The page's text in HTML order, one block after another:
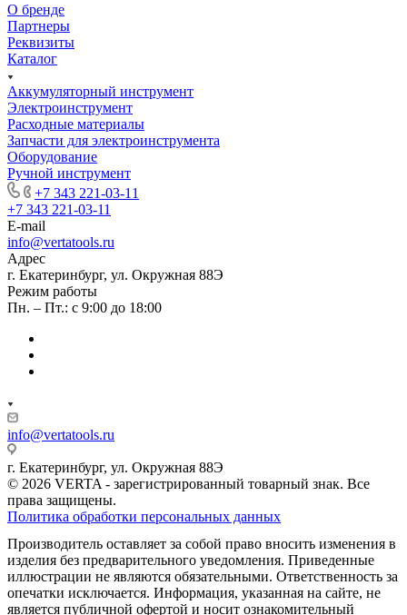
О бренде
Партнеры
Реквизиты
Каталог
Аккумуляторный инструмент
Электроинструмент
Расходные материалы
Запчасти для электроинструмента
Оборудование
Ручной инструмент
+7 343 221-03-11
+7 343 221-03-11
E-mail
info@vertatools.ru
Адрес
г. Екатеринбург, ул. Окружная 88Э
Режим работы
Пн. – Пт.: с 9:00 до 18:00
info@vertatools.ru
г. Екатеринбург, ул. Окружная 88Э
© 2026 VERTA - зарегистрированный товарный знак. Все
права защищены.
Политика обработки персональных данных
Производитель оставляет за собой право вносить изменения в
изделия без предварительного уведомления. Приведенные
иллюстрации не являются обязательными. Ответственность за
опечатки исключается. Информация, указанная на сайте, не
является публичной офертой и носит ознакомительный